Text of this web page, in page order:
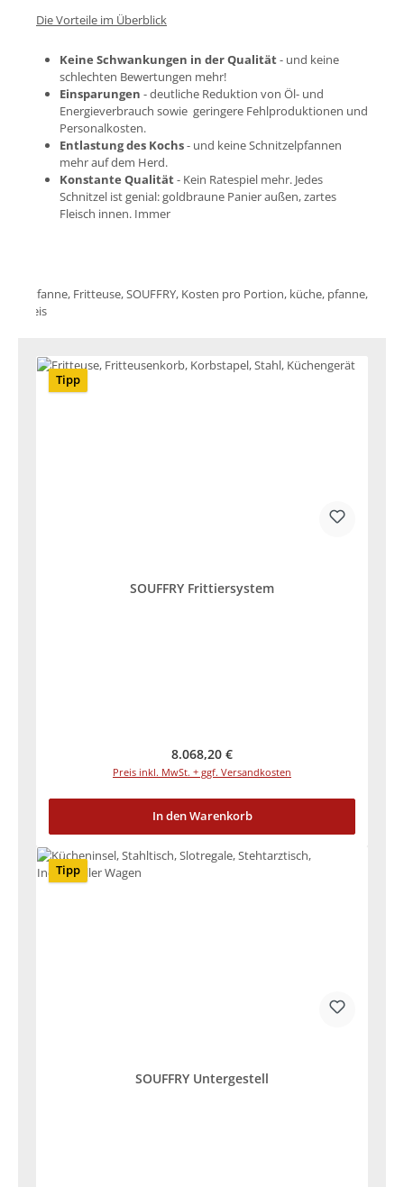
Die Vorteile im Überblick
Keine Schwankungen in der Qualität- und keine
schlechten Bewertungen mehr!
Einsparungen - deutliche Reduktion von Öl- und
Energieverbrauch sowie geringere Fehlproduktionen und
Personalkosten.
Entlastung des Kochs- und keine Schnitzelpfannen
mehr auf dem Herd.
Konstante Qualität- Kein Ratespiel mehr. Jedes
Schnitzel ist genial: goldbraune Panier außen, zartes
Fleisch innen. Immer
Tipp
SOUFFRY Frittiersystem
Regulärer Preis:
8.068,20 €
Preis inkl. MwSt. + ggf. Versandkosten
In den Warenkorb
Tipp
SOUFFRY Untergestell